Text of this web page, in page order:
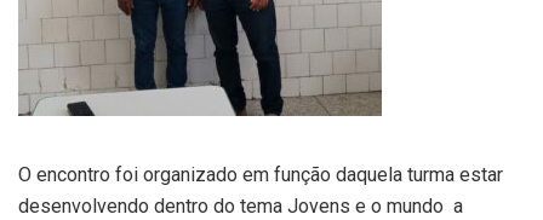
O encontro foi organizado em função daquela turma estar
desenvolvendo dentro do tema Jovens e o mundo a